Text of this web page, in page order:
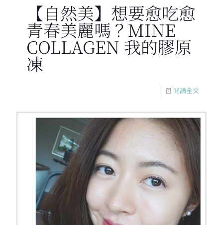
【自然美】想要愈吃愈
青春美麗嗎？MINE
COLLAGEN 我的膠原
凍
閱讀全文